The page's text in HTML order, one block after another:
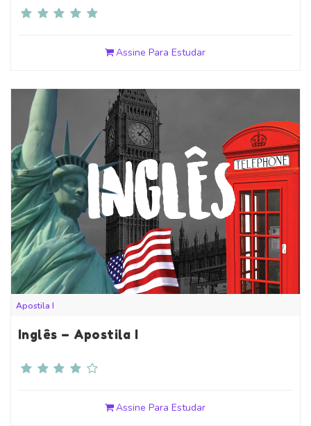
Assine Para Estudar
Apostila I
Inglês – Apostila I
Assine Para Estudar